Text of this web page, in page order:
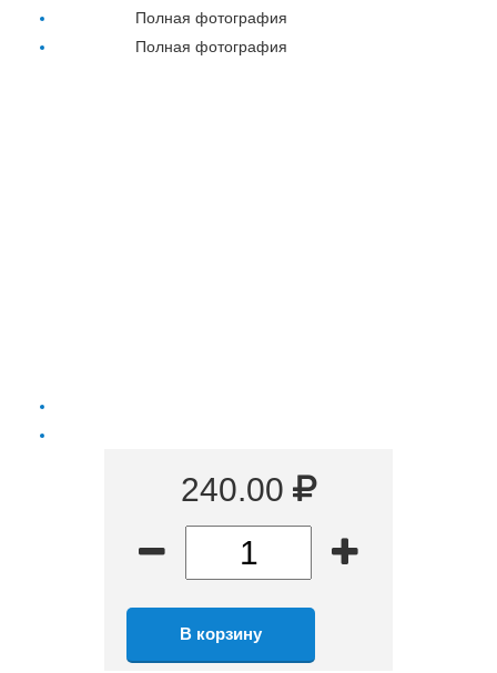
Полная фотография
Полная фотография
240.00